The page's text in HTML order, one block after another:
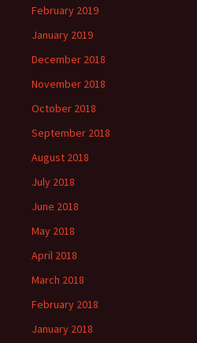
February 2019
January 2019
December 2018
November 2018
October 2018
September 2018
August 2018
July 2018
June 2018
May 2018
April 2018
March 2018
February 2018
January 2018